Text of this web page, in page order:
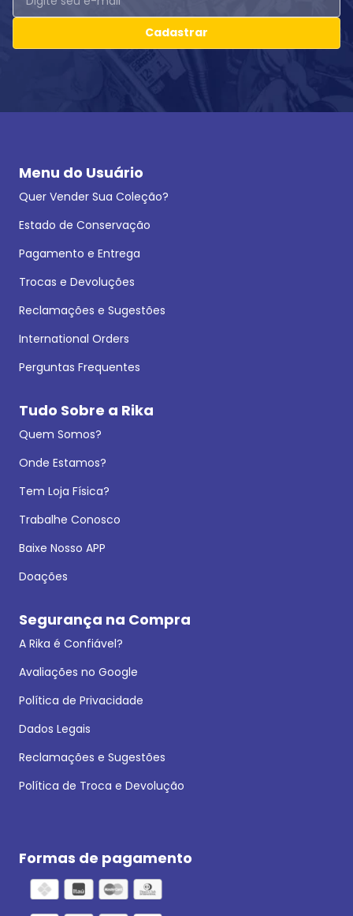
Cadastrar
Menu do Usuário
Quer Vender Sua Coleção?
Estado de Conservação
Pagamento e Entrega
Trocas e Devoluções
Reclamações e Sugestões
International Orders
Perguntas Frequentes
Tudo Sobre a Rika
Quem Somos?
Onde Estamos?
Tem Loja Física?
Trabalhe Conosco
Baixe Nosso APP
Doações
Segurança na Compra
A Rika é Confiável?
Avaliações no Google
Política de Privacidade
Dados Legais
Reclamações e Sugestões
Política de Troca e Devolução
Formas de pagamento